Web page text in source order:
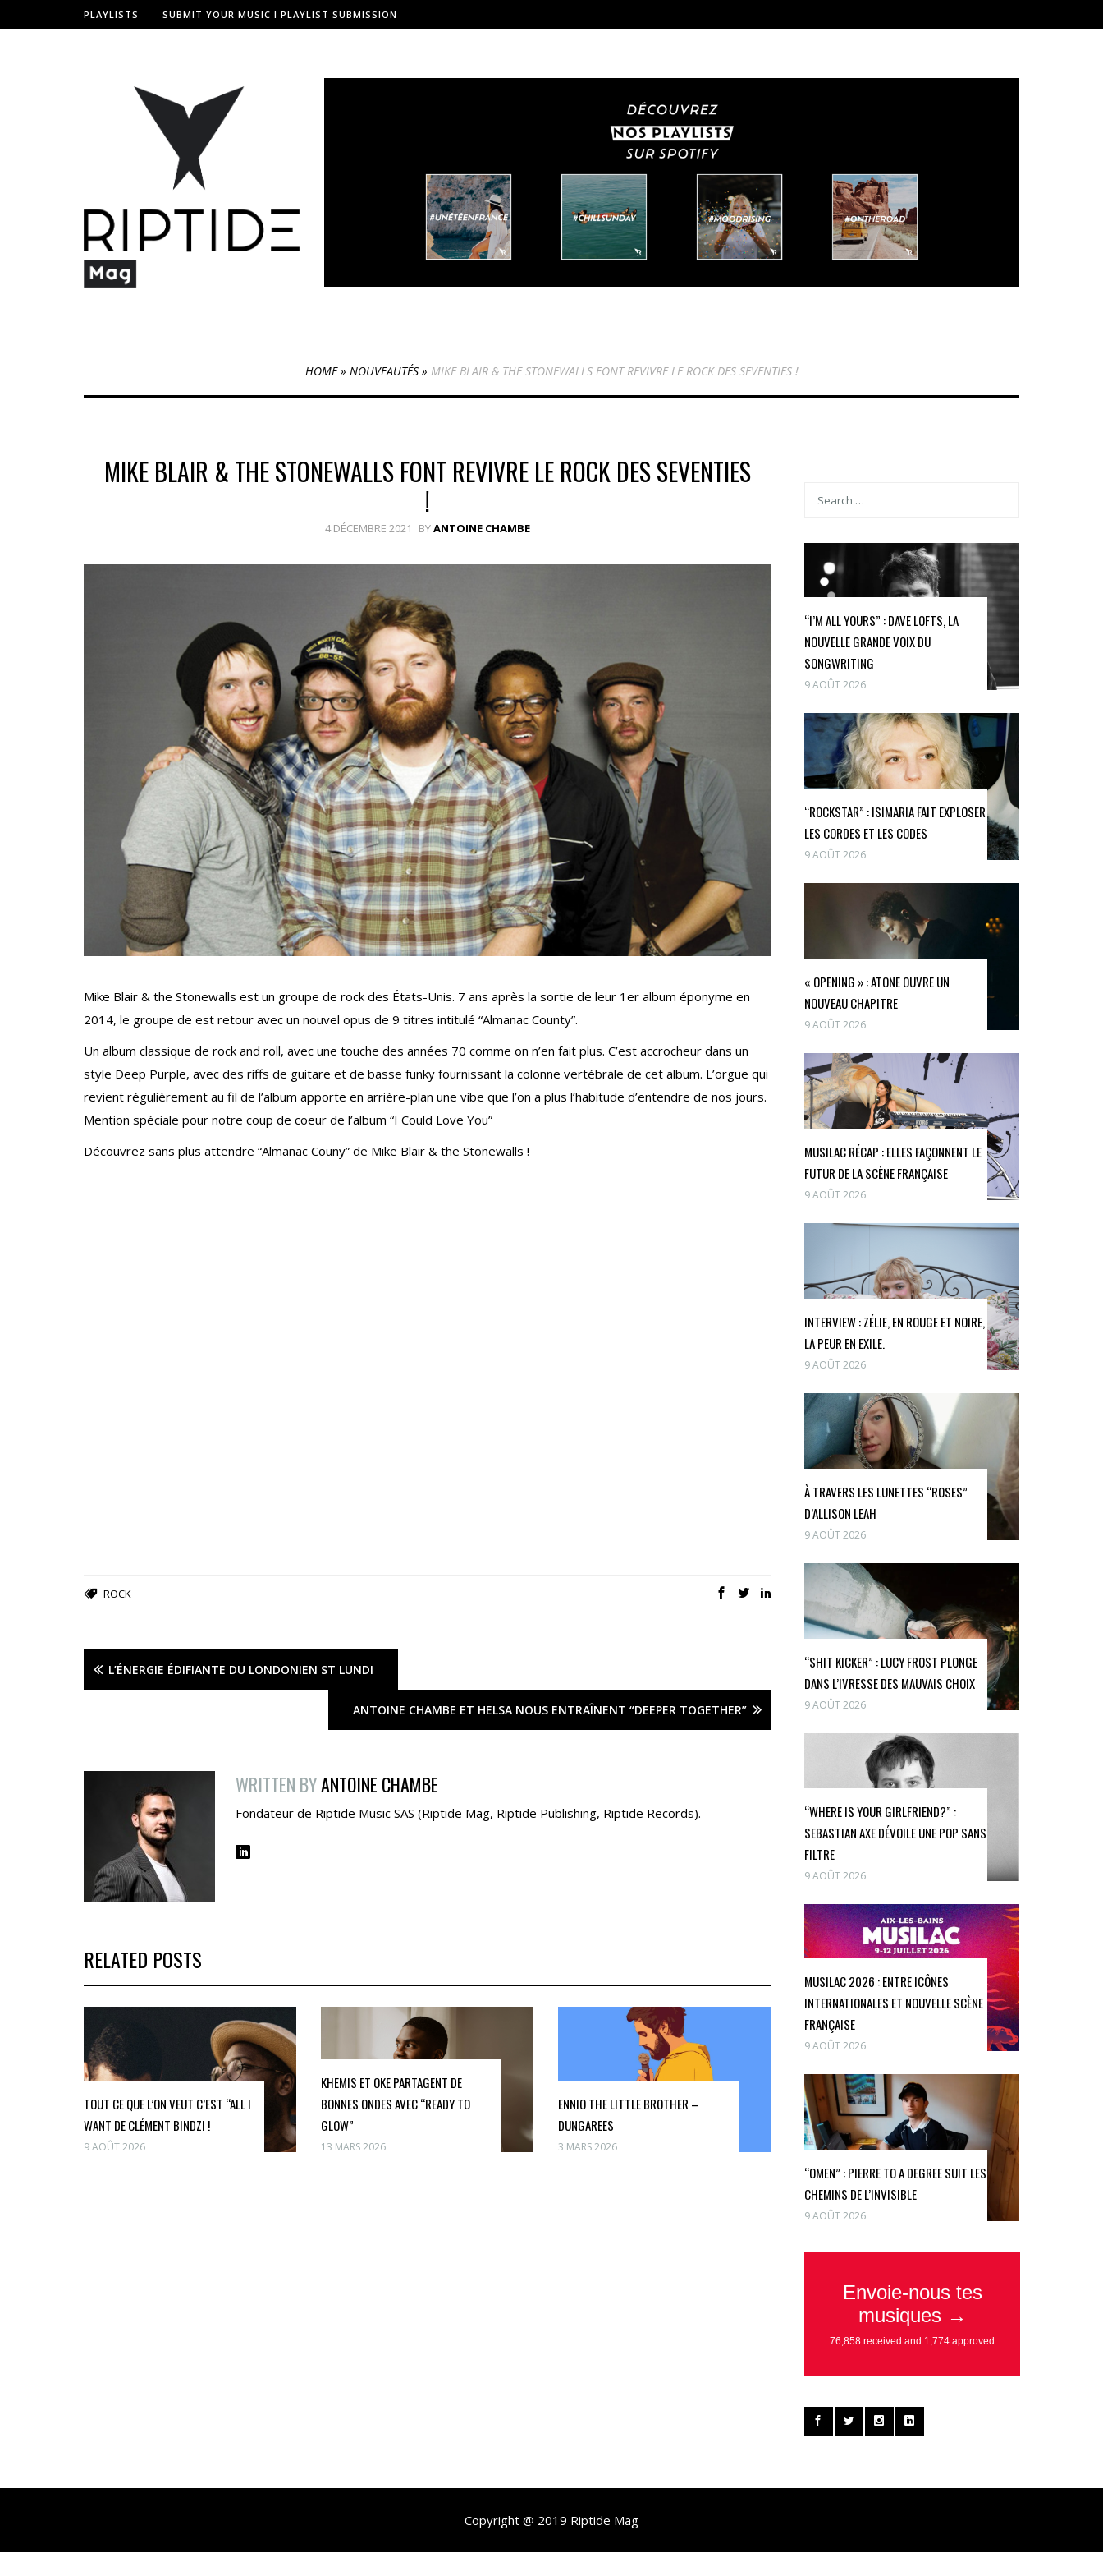
PLAYLISTS SUBMIT YOUR MUSIC I PLAYLIST SUBMISSION
HOME» NOUVEAUTÉS» MIKE BLAIR & THE STONEWALLS FONT REVIVRE LE ROCK DES SEVENTIES !
MIKE BLAIR & THE STONEWALLS FONT REVIVRE LE ROCK DES SEVENTIES
!
4 DÉCEMBRE 2021 BYANTOINE CHAMBE
Mike Blair & the Stonewalls est un groupe de rock des États-Unis. 7 ans après la sortie de leur 1er album éponyme en
2014, le groupe de est retour avec un nouvel opus de 9 titres intitulé “Almanac County”.
Un album classique de rock and roll, avec une touche des années 70 comme on n’en fait plus. C’est accrocheur dans un
style Deep Purple, avec des riffs de guitare et de basse funky fournissant la colonne vertébrale de cet album. L’orgue qui
revient régulièrement au fil de l’album apporte en arrière-plan une vibe que l’on a plus l’habitude d’entendre de nos jours.
Mention spéciale pour notre coup de coeur de l’album “I Could Love You”
Découvrez sans plus attendre “Almanac Couny” de Mike Blair & the Stonewalls !
ROCK
L’ÉNERGIE ÉDIFIANTE DU LONDONIEN ST LUNDI
ANTOINE CHAMBE ET HELSA NOUS ENTRAÎNENT “DEEPER TOGETHER”
WRITTEN BYANTOINE CHAMBE
Fondateur de Riptide Music SAS (Riptide Mag, Riptide Publishing, Riptide Records).
RELATED POSTS
TOUT CE QUE L’ON VEUT C’EST “ALL I
WANT DE CLÉMENT BINDZI !
9 AOÛT 2026
KHEMIS ET OKE PARTAGENT DE
BONNES ONDES AVEC “READY TO
GLOW”
13 MARS 2026
ENNIO THE LITTLE BROTHER –
DUNGAREES
3 MARS 2026
“I’M ALL YOURS” : DAVE LOFTS, LA
NOUVELLE GRANDE VOIX DU
SONGWRITING
9 AOÛT 2026
“ROCKSTAR” : ISIMARIA FAIT EXPLOSER
LES CORDES ET LES CODES
9 AOÛT 2026
« OPENING » : ATONE OUVRE UN
NOUVEAU CHAPITRE
9 AOÛT 2026
MUSILAC RÉCAP : ELLES FAÇONNENT LE
FUTUR DE LA SCÈNE FRANÇAISE
9 AOÛT 2026
INTERVIEW : ZÉLIE, EN ROUGE ET NOIRE,
LA PEUR EN EXILE.
9 AOÛT 2026
À TRAVERS LES LUNETTES “ROSES”
D’ALLISON LEAH
9 AOÛT 2026
“SHIT KICKER” : LUCY FROST PLONGE
DANS L’IVRESSE DES MAUVAIS CHOIX
9 AOÛT 2026
“WHERE IS YOUR GIRLFRIEND?” :
SEBASTIAN AXE DÉVOILE UNE POP SANS
FILTRE
9 AOÛT 2026
MUSILAC 2026 : ENTRE ICÔNES
INTERNATIONALES ET NOUVELLE SCÈNE
FRANÇAISE
9 AOÛT 2026
“OMEN” : PIERRE TO A DEGREE SUIT LES
CHEMINS DE L’INVISIBLE
9 AOÛT 2026
Copyright @ 2019 Riptide Mag